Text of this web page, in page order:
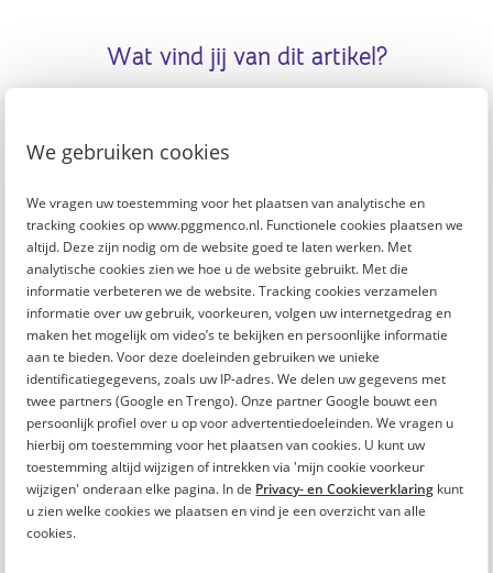
We gebruiken cookies
We vragen uw toestemming voor het plaatsen van analytische en
tracking cookies op www.pggmenco.nl. Functionele cookies plaatsen we
altijd. Deze zijn nodig om de website goed te laten werken. Met
analytische cookies zien we hoe u de website gebruikt. Met die
informatie verbeteren we de website. Tracking cookies verzamelen
informatie over uw gebruik, voorkeuren, volgen uw internetgedrag en
maken het mogelijk om video’s te bekijken en persoonlijke informatie
aan te bieden. Voor deze doeleinden gebruiken we unieke
identificatiegegevens, zoals uw IP-adres. We delen uw gegevens met
twee partners (Google en Trengo). Onze partner Google bouwt een
persoonlijk profiel over u op voor advertentiedoeleinden. We vragen u
hierbij om toestemming voor het plaatsen van cookies. U kunt uw
toestemming altijd wijzigen of intrekken via 'mijn cookie voorkeur
wijzigen' onderaan elke pagina. In de Privacy- en Cookieverklaring kunt
u zien welke cookies we plaatsen en vind je een overzicht van alle
cookies.
Wat vind jij van dit artikel?
Dit vind je misschien ook leuk
Wat doe je als een patiënt of cliënt agressief is?
Interview sociotherapeut Peter: "De grens ligt daar
waar het jeukt"
Je collega helpen na een ingrijpende gebeurtenis: 5
do’s en don’ts
Poll seksueel grensoverschrijdend gedrag op het
werk